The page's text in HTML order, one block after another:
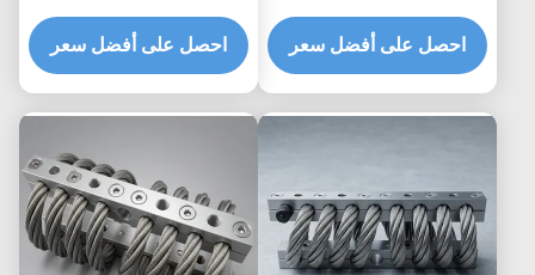
JGX-2228D-665B حامل
تبديد الصدمات العابر
للإلكترونيات الدقيقة
احصل على أفضل سعر
المقاوم للصدأ حياة طويلة
الصناعية مستمع الصدمات
احصل على أفضل سعر